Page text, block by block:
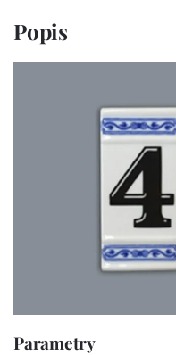
Popis
Parametry